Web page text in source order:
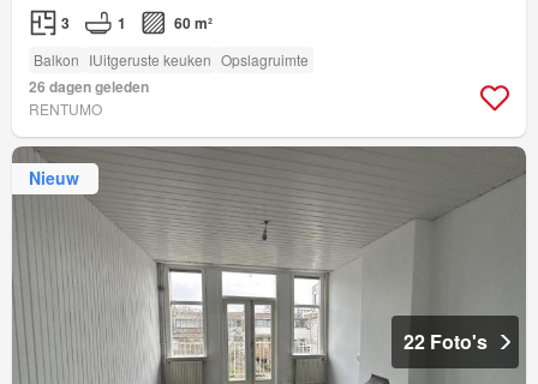
3 1 60 m²
Balkon IUitgeruste keuken Opslagruimte
26 dagen geleden
RENTUMO
Nieuw
22 Foto's